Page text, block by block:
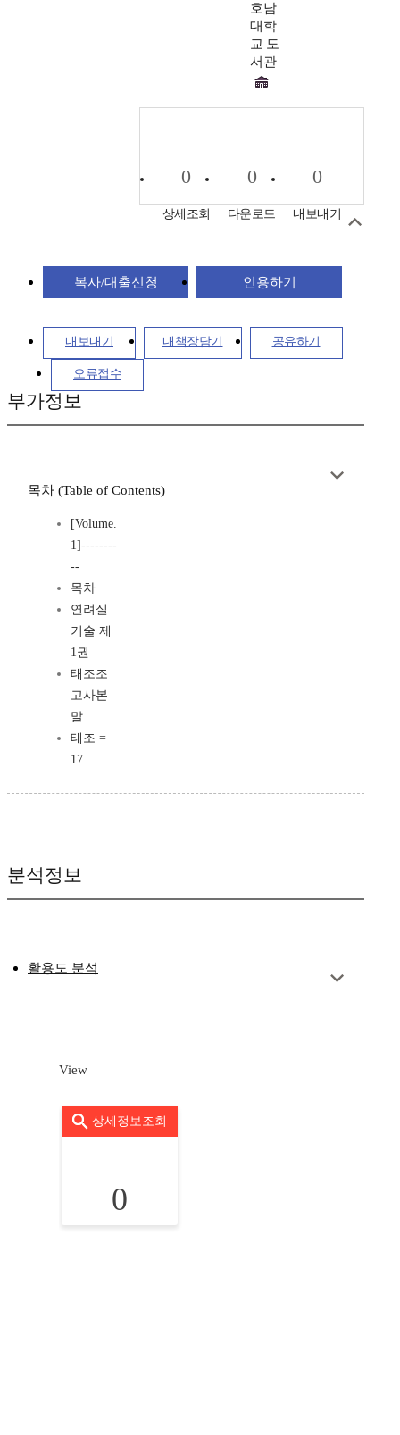
호남
대학
교 도
서관
0
상세조회
0
다운로드
0
내보내기
복사/대출신청 인용하기
내보내기 내책장담기 공유하기
오류접수
부가정보
목차 (Table of Contents)
[Volume.
1]--------
--
목차
연려실
기술 제
1권
태조조
고사본
말
태조 =
17
분석정보
활용도 분석
View
상세정보조회
0